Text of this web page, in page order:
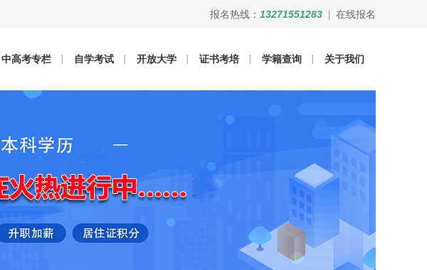
报名热线： 13271551283 在线报名
中高考专栏 自学考试 开放大学 证书考培 学籍查询 关于我们